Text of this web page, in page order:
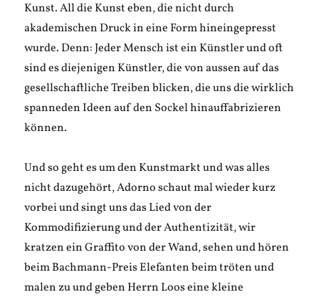
Kunst. All die Kunst eben, die nicht durch
akademischen Druck in eine Form hineingepresst
wurde. Denn: Jeder Mensch ist ein Künstler und oft
sind es diejenigen Künstler, die von aussen auf das
gesellschaftliche Treiben blicken, die uns die wirklich
spanneden Ideen auf den Sockel hinauffabrizieren
können.
Und so geht es um den Kunstmarkt und was alles
nicht dazugehört, Adorno schaut mal wieder kurz
vorbei und singt uns das Lied von der
Kommodifizierung und der Authentizität, wir
kratzen ein Graffito von der Wand, sehen und hören
beim Bachmann-Preis Elefanten beim tröten und
malen zu und geben Herrn Loos eine kleine